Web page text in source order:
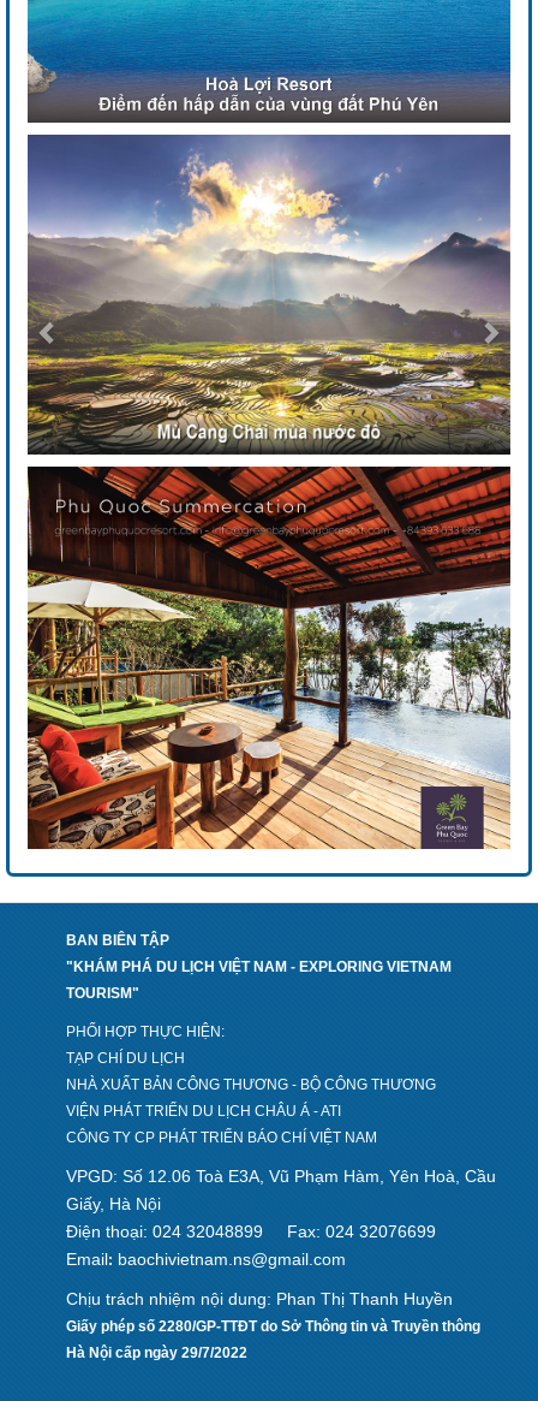
BAN BIÊN TẬP
"KHÁM PHÁ DU LỊCH VIỆT NAM - EXPLORING VIETNAM
TOURISM"
PHỐI HỢP THỰC HIỆN:
TẠP CHÍ DU LỊCH
NHÀ XUẤT BẢN CÔNG THƯƠNG - BỘ CÔNG THƯƠNG
VIỆN PHÁT TRIỂN DU LỊCH CHÂU Á - ATI
CÔNG TY CP PHÁT TRIỂN BÁO CHÍ VIỆT NAM
VPGD: Số 12.06 Toà E3A, Vũ Phạm Hàm, Yên Hoà, Cầu
Giấy, Hà Nội
Điện thoại: 024 32048899
Fax: 024 32076699
Email: baochivietnam.ns@gmail.com
Chịu trách nhiệm nội dung: Phan Thị Thanh Huyền
Giấy phép số 2280/GP-TTĐT do Sở Thông tin và Truyền thông
Hà Nội cấp ngày 29/7/2022